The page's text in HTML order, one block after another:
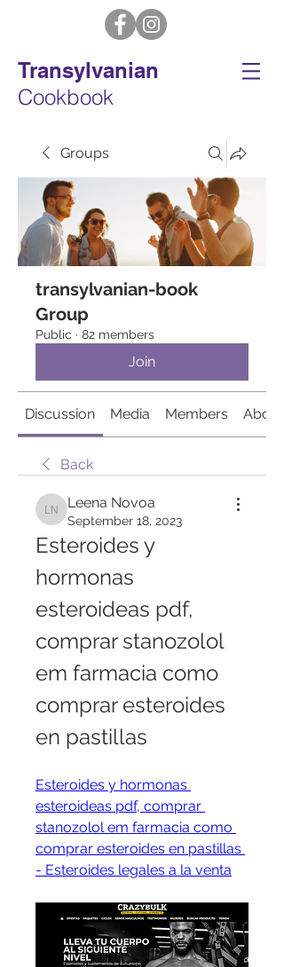
Transylvanian
Cookbook
Groups
transylvanian-book
Group
Public · 82 members
Join
Discussion Media Members About
Back
Leena Novoa
Leena Novoa
September 18, 2023
Esteroides y
hormonas
esteroideas pdf,
comprar stanozolol
em farmacia como
comprar esteroides
en pastillas
Esteroides y hormonas
esteroideas pdf, comprar
stanozolol em farmacia como
comprar esteroides en pastillas
- Esteroides legales a la venta